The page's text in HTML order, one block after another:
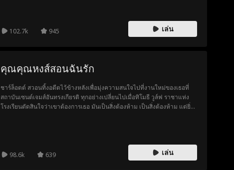
102.7k 945 เล่น
คุณคุณหงส์สอนฉันรัก
ชาร์ล็อตต์ สวอนทิ้งอดีตไว้ข้างหลังเพื่อมุ่งความสนใจไปที่งานใหม่ของเธอที่
สถาบันเซนต์เจมส์อันทรงเกียรติ ทุกอย่างเปลี่ยนไปเมื่อทิโมธี วูล์ฟ ราชาแห่ง
โรงเรียนตัดสินใจว่าเขาต้องการเธอ มันเป็นสิ่งต้องห้าม เป็นสิ่งต้องห้าม แต่ยิ่ง
98.6k 639 เล่น